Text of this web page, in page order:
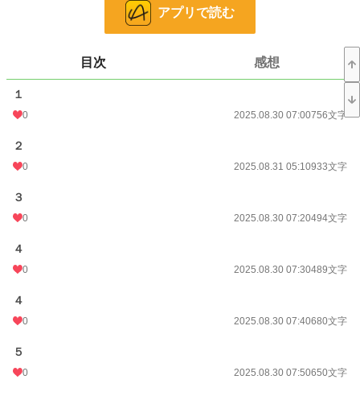
初回公開日時
累計ポイント
アプリで読む
目次 感想
１
0 2025.08.30 07:00756文字
２
0 2025.08.31 05:10933文字
３
0 2025.08.30 07:20494文字
４
0 2025.08.30 07:30489文字
４
0 2025.08.30 07:40680文字
５
0 2025.08.30 07:50650文字